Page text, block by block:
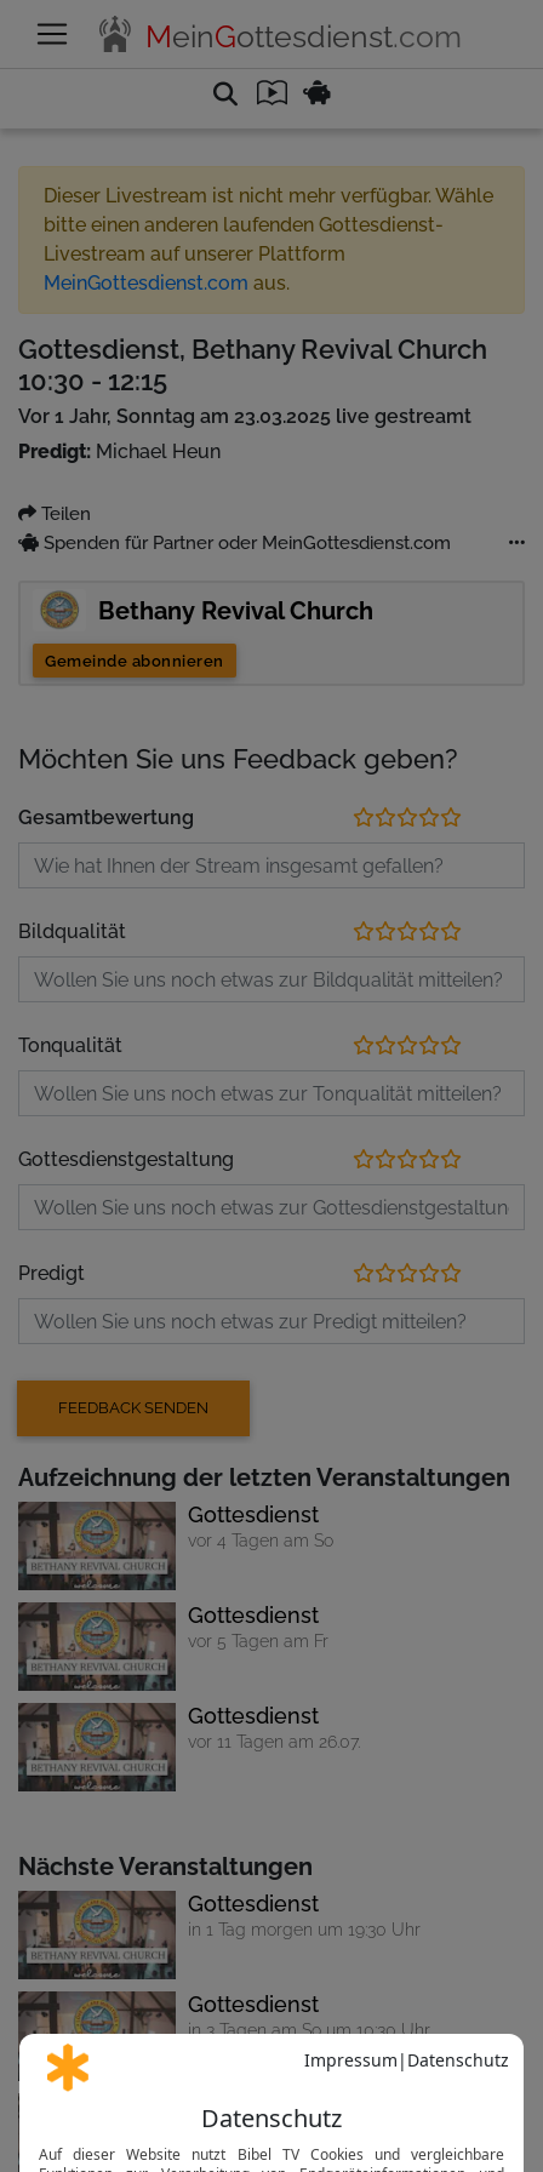
MeinGottesdienst.com
Dieser Livestream ist nicht mehr verfügbar. Wähle
bitte einen anderen laufenden Gottesdienst-
Livestream auf unserer Plattform
MeinGottesdienst.com aus.
Gottesdienst, Bethany Revival Church
10:30 - 12:15
Vor 1 Jahr, Sonntag am 23.03.2025 live gestreamt
Predigt: Michael Heun
Teilen
Spenden für Partner oder MeinGottesdienst.com
Bethany Revival Church
Gemeinde abonnieren
Möchten Sie uns Feedback geben?
Gesamtbewertung
Bildqualität
Tonqualität
Gottesdienstgestaltung
Predigt
Aufzeichnung der letzten Veranstaltungen
Gottesdienst
vor 4 Tagen am So
Gottesdienst
vor 5 Tagen am Fr
Gottesdienst
vor 11 Tagen am 26.07.
Nächste Veranstaltungen
Gottesdienst
in 1 Tag morgen um 19:30 Uhr
Gottesdienst
in 3 Tagen am So um 10:30 Uhr
Gottesdienst
in 8 Tagen am 14.08. um 19:30 Uhr